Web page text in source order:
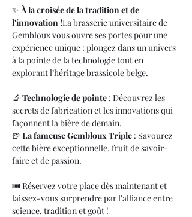
✨ À la croisée de la tradition et de
l'innovation !La brasserie universitaire de
Gembloux vous ouvre ses portes pour une
expérience unique : plongez dans un univers
à la pointe de la technologie tout en
explorant l’héritage brassicole belge.
🔬 Technologie de pointe : Découvrez les
secrets de fabrication et les innovations qui
façonnent la bière de demain.
🍺 La fameuse Gembloux Triple : Savourez
cette bière exceptionnelle, fruit de savoir-
faire et de passion.
🎟️ Réservez votre place dès maintenant et
laissez-vous surprendre par l'alliance entre
science, tradition et goût !